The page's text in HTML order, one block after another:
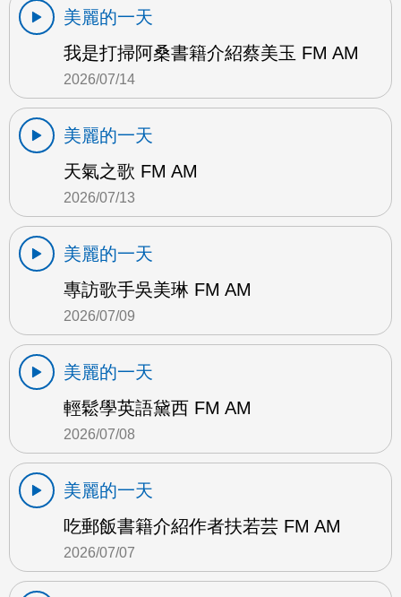
美麗的一天
我是打掃阿桑書籍介紹蔡美玉 FM AM
2026/07/14
美麗的一天
天氣之歌 FM AM
2026/07/13
美麗的一天
專訪歌手吳美琳 FM AM
2026/07/09
美麗的一天
輕鬆學英語黛西 FM AM
2026/07/08
美麗的一天
吃郵飯書籍介紹作者扶若芸 FM AM
2026/07/07